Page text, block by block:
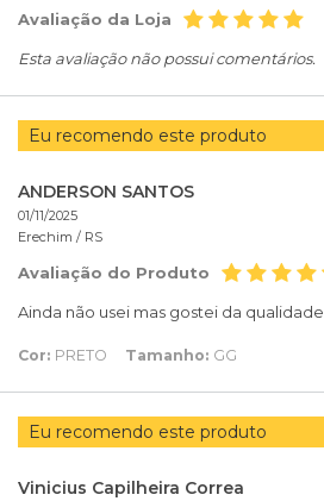
Avaliação da Loja
Esta avaliação não possui comentários.
Eu recomendo este produto
ANDERSON SANTOS
01/11/2025
Erechim / RS
Avaliação do Produto
Ainda não usei mas gostei da qualidade
Cor: PRETO Tamanho: GG
Eu recomendo este produto
Vinicius Capilheira Correa